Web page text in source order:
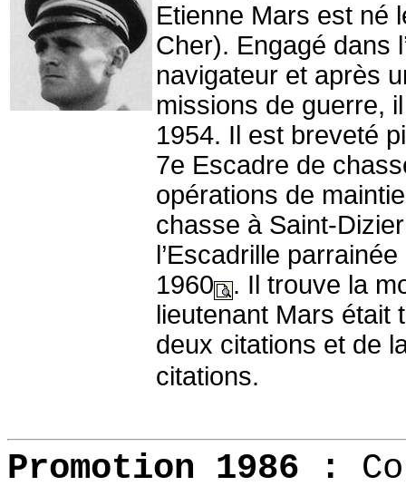
Etienne Mars est né
Cher). Engagé dans
navigateur et après
missions de guerre,
1954. Il est breveté
7e Escadre de
opérations de
chasse à Saint-
l’Escadrille
1960
. Il trouve la
lieutenant Mars était
deux citations et de
citations.
Promotion 1986 :